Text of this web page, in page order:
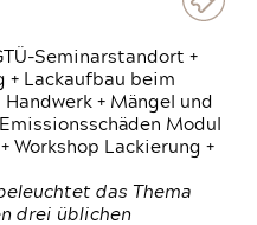
Seminarstandort +
+ Lackaufbau beim
+ Mängel und
Modul
Workshop Lackierung +
das Thema
drei üblichen